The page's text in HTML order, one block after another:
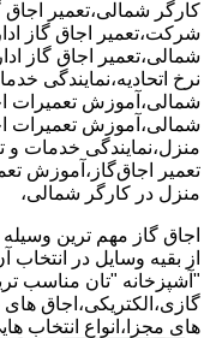
کارگر شمالی،تعمیر اجاق
شرکت،تعمیر اجاق گاز
شمالی،تعمیر اجاق گاز
نرخ اتحادیه،نمایندگی
شمالی،آموزش تعمیرات
شمالی،آموزش تعمیرات
منزل،نمایندگی خدمات و
تعمیر اجاق‌گاز،آموزش
منزل در کارگر شمالی،
اجاق گاز مهم ترین
از بقیه وسایل در
"آشپزخانه "تان مناسب
گازی،الکتریکی،اجاق
های مجزا،انواع انتخاب